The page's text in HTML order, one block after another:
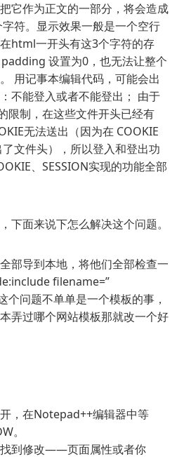
它作为正文的一部分，将会造成
符。显示效果一般是一个空行
html一开头有这3个字符的存
设置为0，也无法让整个
用记事本编辑代码，可能会出
不能登入或者不能登出； 由于
限制，在这些文件开头已经有
无法送出（因为在 COOKIE
文件头），所以登入和登出功
、SESSION实现的功能全部
下面来说下怎么解决这个问题。
部导到本地，将他们全部检查一
filename=”
个问题不单单是一个模板的事，
弄过哪个网站模板那就改一个好
，在Notepad++编辑器中等
。
到修改——页面属性或者你